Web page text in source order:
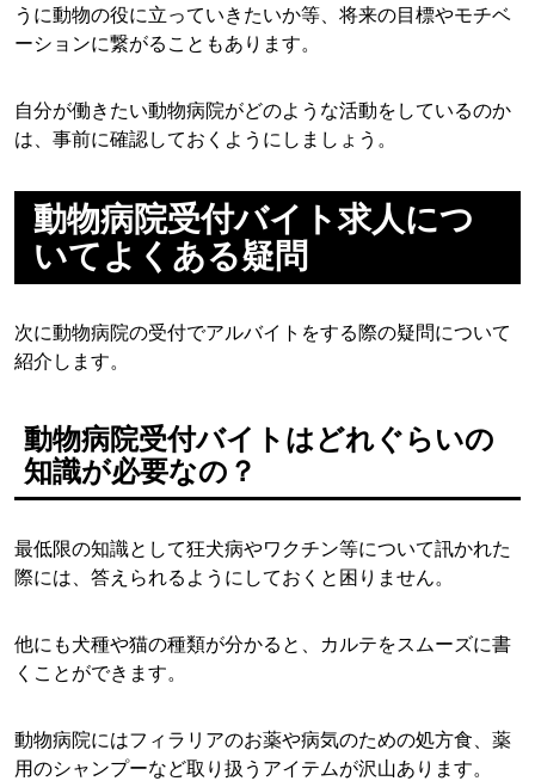
うに動物の役に立っていきたいか等、将来の目標やモチベ
ーションに繋がることもあります。
自分が働きたい動物病院がどのような活動をしているのか
は、事前に確認しておくようにしましょう。
動物病院受付バイト求人につ
いてよくある疑問
次に動物病院の受付でアルバイトをする際の疑問について
紹介します。
動物病院受付バイトはどれぐらいの
知識が必要なの？
最低限の知識として狂犬病やワクチン等について訊かれた
際には、答えられるようにしておくと困りません。
他にも犬種や猫の種類が分かると、カルテをスムーズに書
くことができます。
動物病院にはフィラリアのお薬や病気のための処方食、薬
用のシャンプーなど取り扱うアイテムが沢山あります。